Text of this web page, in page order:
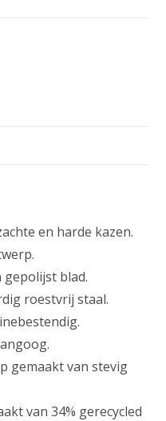
en harde kazen.
blad.
roestvrij staal.
gemaakt van stevig
van 34% gerecycled